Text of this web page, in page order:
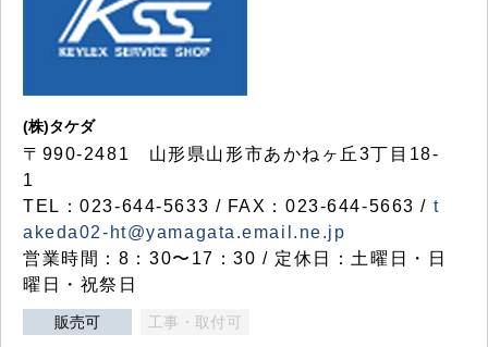
(株)タケダ
〒990-2481 山形県山形市あかねヶ丘3丁目18-
1
TEL：023-644-5633 / FAX：023-644-5663 / t
akeda02-ht@yamagata.email.ne.jp
営業時間：8：30〜17：30 / 定休日：土曜日・日
曜日・祝祭日
販売可 工事・取付可